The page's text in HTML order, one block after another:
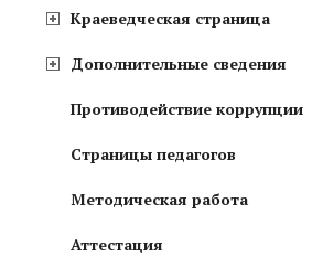
Краеведческая страница
Дополнительные сведения
Противодействие коррупции
Страницы педагогов
Методическая работа
Аттестация